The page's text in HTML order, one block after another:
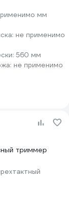
мм
не применимо
560 мм
не применимо
триммер